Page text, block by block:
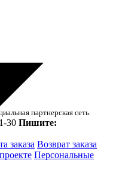
партнерская сеть.
30 Пишите:
заказа Возврат заказа
Персональные